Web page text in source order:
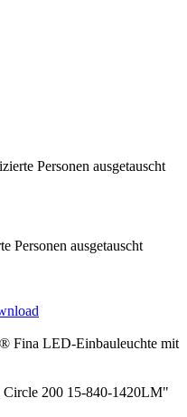
Personen ausgetauscht
Personen ausgetauscht
Fina LED-Einbauleuchte mit
200 15-840-1420LM"